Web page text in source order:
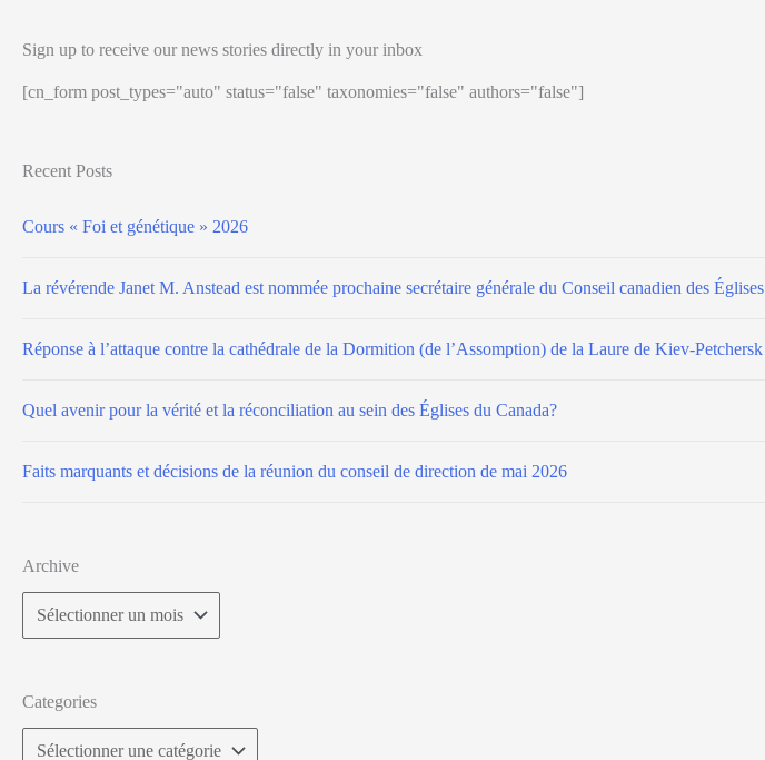
Sign up to receive our news stories directly in your inbox
[cn_form post_types="auto" status="false" taxonomies="false" authors="false"]
Recent Posts
Cours « Foi et génétique » 2026
La révérende Janet M. Anstead est nommée prochaine secrétaire générale du Conseil canadien des Églises
Réponse à l’attaque contre la cathédrale de la Dormition (de l’Assomption) de la Laure de Kiev-Petchersk
Quel avenir pour la vérité et la réconciliation au sein des Églises du Canada?
Faits marquants et décisions de la réunion du conseil de direction de mai 2026
Archive
Categories